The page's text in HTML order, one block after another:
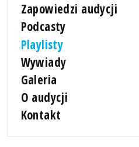
Zapowiedzi audycji
Podcasty
Playlisty
Wywiady
Galeria
O audycji
Kontakt